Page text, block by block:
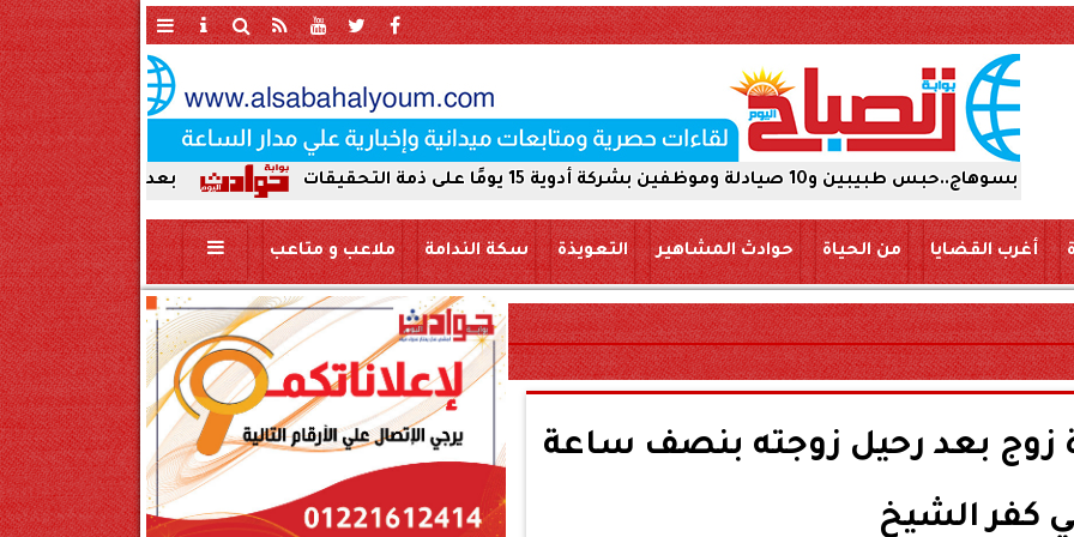
بعد ضبط حمير مذبوحة في أدوية 15 يومًا على ذمة التحقيقات
أغرب القضايا من الحياة حوادث المشاهير التعويذة سكة الندامة ملاعب و متاعب
زوج بعد رحيل زوجته بنصف ساعة
كفر الشيخ